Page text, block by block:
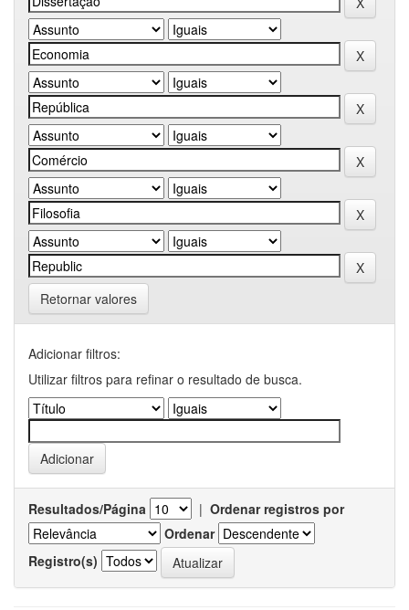
Retornar valores
Adicionar filtros:
Utilizar filtros para refinar o resultado de busca.
Resultados/Página | Ordenar registros por
Ordenar
Registro(s)